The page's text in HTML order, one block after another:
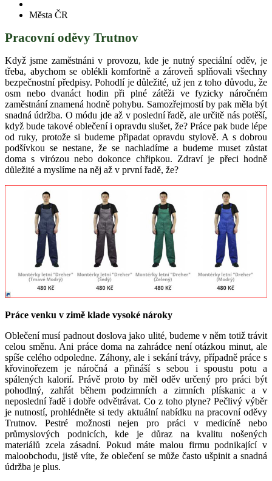
Města ČR
Pracovní oděvy Trutnov
Když jsme zaměstnáni v provozu, kde je nutný speciální oděv, je
třeba, abychom se oblékli komfortně a zároveň splňovali všechny
bezpečnostní předpisy. Pohodlí je důležité, už jen z toho důvodu, že
osm nebo dvanáct hodin při plné zátěži ve fyzicky náročném
zaměstnání znamená hodně pohybu. Samozřejmostí by pak měla být
snadná údržba. O módu jde až v poslední řadě, ale určitě nás potěší,
když bude takové oblečení i opravdu slušet, že? Práce pak bude lépe
od ruky, protože si budeme připadat opravdu stylově. A s dobrou
podšívkou se nestane, že se nachladíme a budeme muset zůstat
doma s virózou nebo dokonce chřipkou. Zdraví je přeci hodně
důležité a myslíme na něj až v první řadě, že?
Práce venku v zimě klade vysoké nároky
Oblečení musí padnout doslova jako ulité, budeme v něm totiž trávit
celou směnu. Ani práce doma na zahrádce není otázkou minut, ale
spíše celého odpoledne. Záhony, ale i sekání trávy, případně práce s
křovinořezem je náročná a přináší s sebou i spoustu potu a
spálených kalorií. Právě proto by měl oděv určený pro práci být
pohodlný, zahřát během podzimních a zimních plískanic a v
neposlední řadě i dobře odvětrávat. Co z toho plyne? Pečlivý výběr
je nutností, prohlédněte si tedy aktuální nabídku na pracovní oděvy
Trutnov. Pestré možnosti nejen pro práci v medicíně nebo
průmyslových podnicích, kde je důraz na kvalitu nošených
materiálů zcela zásadní. Pokud máte malou firmu podnikající v
maloobchodu, jistě víte, že oblečení se může často ušpinit a snadná
údržba je plus.